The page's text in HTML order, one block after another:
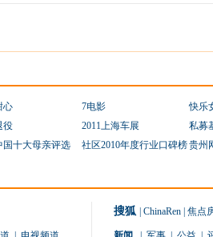
心 7电影
快乐
役 2011上海车展
私募
国十大母亲评选 社区2010年度行业口碑榜贵州
搜狐 ChinaRen 焦点